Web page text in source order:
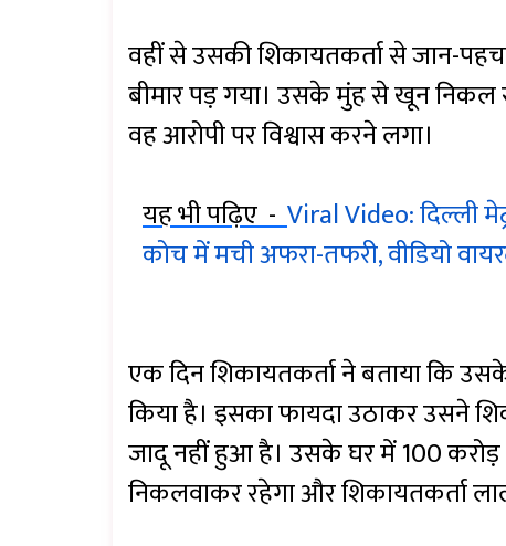
वहीं से उसकी शिकायतकर्ता से जान-
बीमार पड़ गया। उसके मुंह से खून निकल
वह आरोपी पर विश्वास करने लगा।
यह भी पढ़िए -Viral Video: दिल्ली
कोच में मची अफरा-तफरी, वीडियो
एक दिन शिकायतकर्ता ने बताया कि
किया है। इसका फायदा उठाकर उसने
जादू नहीं हुआ है। उसके घर में 100
निकलवाकर रहेगा और शिकायतकर्ता